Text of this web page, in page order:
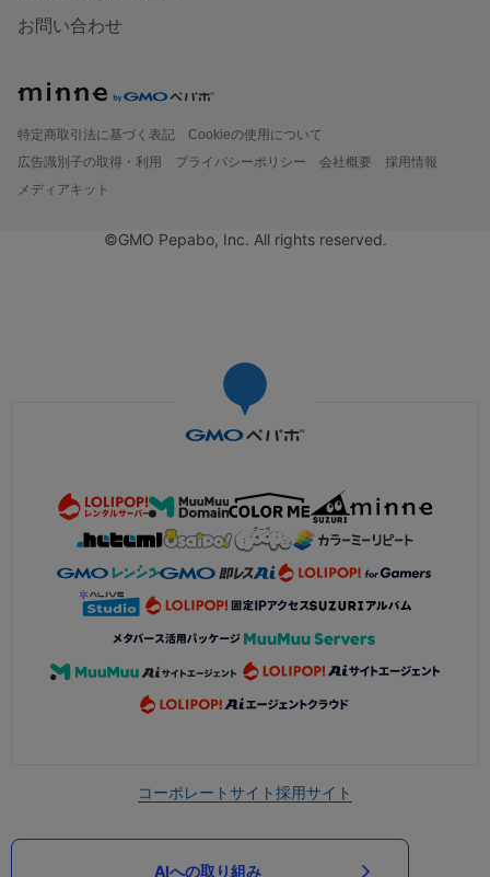
お問い合わせ
特定商取引法に基づく表記
Cookieの使用について
広告識別子の取得・利用
プライバシーポリシー 会社概要
採用情報
メディアキット
©GMO Pepabo, Inc. All rights reserved.
コーポレートサイト採用サイト
AIへの取り組み